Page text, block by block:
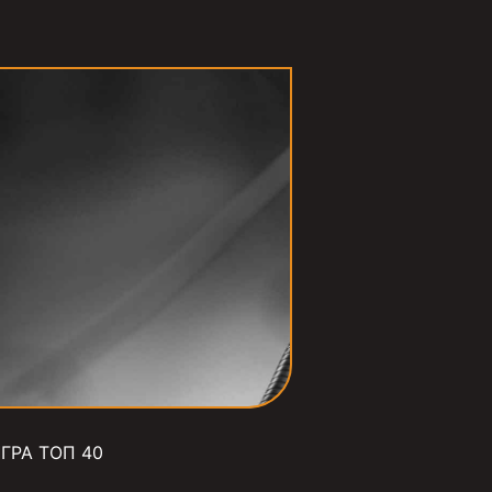
ТОП 40